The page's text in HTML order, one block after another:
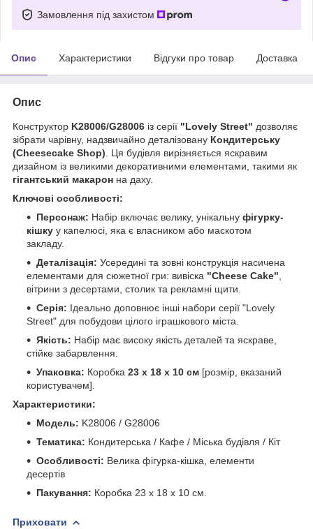
Замовлення під захистом
Опис Характеристики Відгуки про товар Доставка
Опис
Конструктор K28006/G28006 із серії "Lovely Street" дозволяє
зібрати чарівну, надзвичайно деталізовану Кондитерську
(Cheesecake Shop) . Ця будівля вирізняється яскравим
дизайном із великими декоративними елементами, такими як
гігантський макарон на даху.
Ключові особливості:
Персонаж: Набір включає велику, унікальну фігурку-
кішку у капелюсі, яка є власником або маскотом
закладу.
Деталізація: Усередині та зовні конструкція насичена
елементами для сюжетної гри: вивіска "Cheese Cake"
вітрини з десертами, столик та рекламні щити.
Серія: Ідеально доповнює інші набори серії "Lovely
Street" для побудови цілого іграшкового міста.
Якість: Набір має високу якість деталей та яскраве,
стійке забарвлення.
Упаковка: Коробка 23 х 18 х 10 см [розмір, вказаний
користувачем].
Характеристики:
Модель: K28006 / G28006
Тематика: Кондитерська / Кафе / Міська будівля / Кіт
Особливості: Велика фігурка-кішка, елементи
десертів
Пакування: Коробка 23 x 18 x 10 см.
Приховати